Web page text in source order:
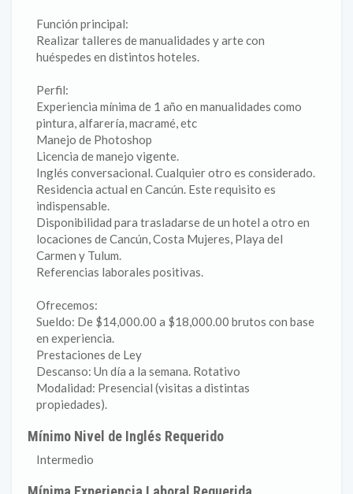
Función principal:
Realizar talleres de manualidades y arte con
huéspedes en distintos hoteles.
Perfil:
Experiencia mínima de 1 año en manualidades como
pintura, alfarería, macramé, etc
Manejo de Photoshop
Licencia de manejo vigente.
Inglés conversacional. Cualquier otro es considerado.
Residencia actual en Cancún. Este requisito es
indispensable.
Disponibilidad para trasladarse de un hotel a otro en
locaciones de Cancún, Costa Mujeres, Playa del
Carmen y Tulum.
Referencias laborales positivas.
Ofrecemos:
Sueldo: De $14,000.00 a $18,000.00 brutos con base
en experiencia.
Prestaciones de Ley
Descanso: Un día a la semana. Rotativo
Modalidad: Presencial (visitas a distintas
propiedades).
Mínimo Nivel de Inglés Requerido
Intermedio